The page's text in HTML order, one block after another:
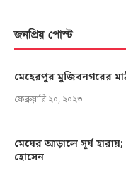
জনপ্রিয় পোস্ট
মেহেরপুর মুজিবনগরের
ফেব্রুয়ারি ২০, ২০২৩
মেঘের আড়ালে সূর্য
হোসেন